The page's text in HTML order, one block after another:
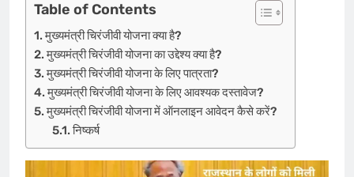
Table of Contents
मुख्यमंत्री चिरंजीवी योजना क्या है?
मुख्यमंत्री चिरंजीवी योजना का उद्देश्य क्या है?
मुख्यमंत्री चिरंजीवी योजना के लिए पात्रता?
मुख्यमंत्री चिरंजीवी योजना के लिए आवश्यक दस्तावेज?
मुख्यमंत्री चिरंजीवी योजना में ऑनलाइन आवेदन कैसे करें?
निष्कर्ष